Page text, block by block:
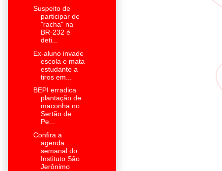
Suspeito de
participar de
"racha" na
BR-232 é
deti...
Ex-aluno invade
escola e mata
estudante a
tiros em...
BEPI erradica
plantação de
maconha no
Sertão de
Pe...
Confira a
agenda
semanal do
Instituto São
Jerônimo